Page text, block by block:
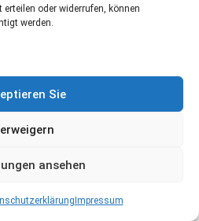
oder widerrufen, können
werden.
Sie
ansehen
Impressum